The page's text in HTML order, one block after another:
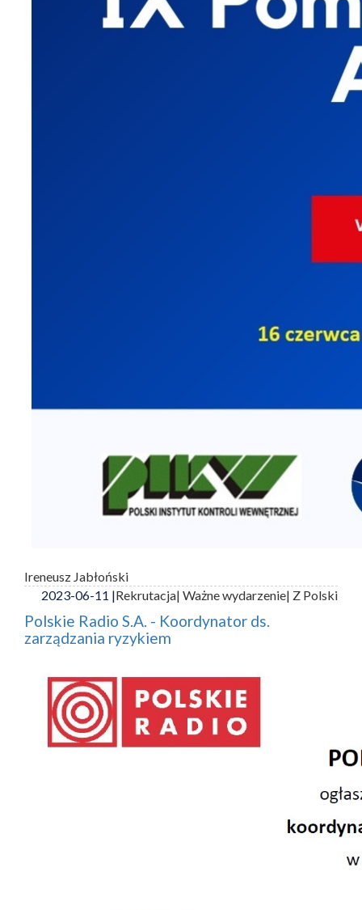
Ireneusz Jabłoński
2023-06-11 |Rekrutacja| Ważne wydarzenie| Z Polski
Polskie Radio S.A. - Koordynator ds.
zarządzania ryzykiem